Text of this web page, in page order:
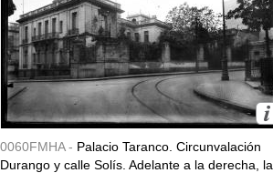
0060FMHA - Palacio Taranco. Circunvalación
Durango y calle Solís. Adelante a la derecha, la